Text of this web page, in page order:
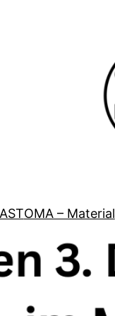
OMA – Material